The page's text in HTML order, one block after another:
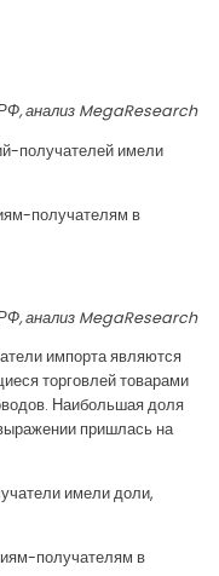
анализ MegaResearch
получателей имели
получателям в
анализ MegaResearch
импорта являются
торговлей товарами
Наибольшая доля
пришлась на
имели доли,
получателям в